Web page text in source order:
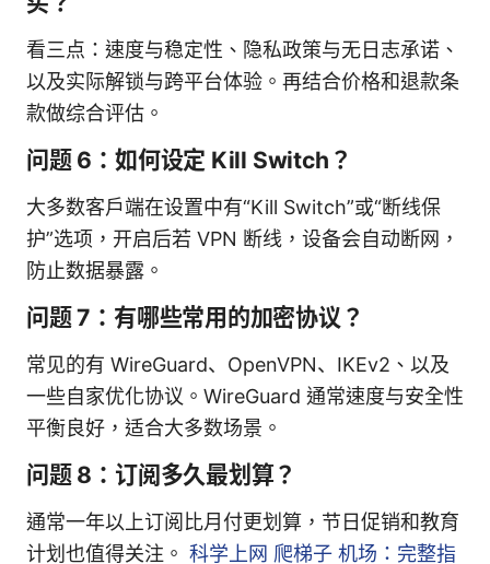
看三点：速度与稳定性、隐私政策与无日志承诺、
以及实际解锁与跨平台体验。再结合价格和退款条
款做综合评估。
问题 6：如何设定 Kill Switch？
大多数客户端在设置中有“Kill Switch”或“断线保
护”选项，开启后若 VPN 断线，设备会自动断网，
防止数据暴露。
问题 7：有哪些常用的加密协议？
常见的有 WireGuard、OpenVPN、IKEv2、以及
一些自家优化协议。WireGuard 通常速度与安全性
平衡良好，适合大多数场景。
问题 8：订阅多久最划算？
通常一年以上订阅比月付更划算，节日促销和教育
计划也值得关注。 科学上网 爬梯子 机场：完整指